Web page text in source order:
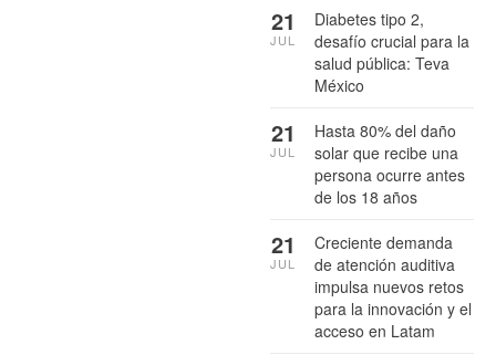
Diabetes tipo 2,
desafío crucial para la
salud pública: Teva
México
21
JUL
Hasta 80% del daño
solar que recibe una
persona ocurre antes
de los 18 años
21
JUL
Creciente demanda
de atención auditiva
impulsa nuevos retos
para la innovación y el
acceso en Latam
21
JUL